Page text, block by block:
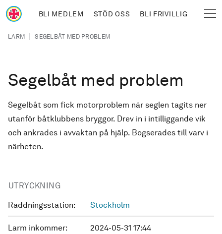
Hoppa till huvudinnehåll
BLI MEDLEM STÖD OSS BLI FRIVILLIG
Länkstig
LARM | SEGELBÅT MED PROBLEM
Segelbåt med problem
Segelbåt som fick motorproblem när seglen tagits ner
utanför båtklubbens bryggor. Drev in i intilliggande vik
och ankrades i avvaktan på hjälp. Bogserades till varv i
närheten.
UTRYCKNING
Räddningsstation: Stockholm
Larm inkommer: 2024-05-31 17:44